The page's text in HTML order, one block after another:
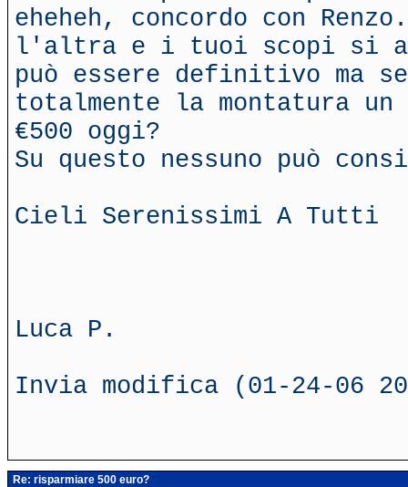
eheheh, concordo con
l'altra e i tuoi scopi si
può essere definitivo ma
totalmente la montatura un
€500 oggi?
Su questo nessuno può
Cieli Serenissimi A Tutti
Luca P.
Invia modifica (01-24-06
Re: risparmiare 500 euro?